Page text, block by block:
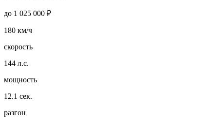
до 1 025 000 ₽
180 км/ч
скорость
144 л.с.
мощность
12.1 сек.
разгон